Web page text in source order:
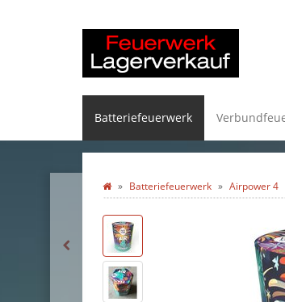
Batteriefeuerwerk
Batteriefeuerwerk Airpower 4